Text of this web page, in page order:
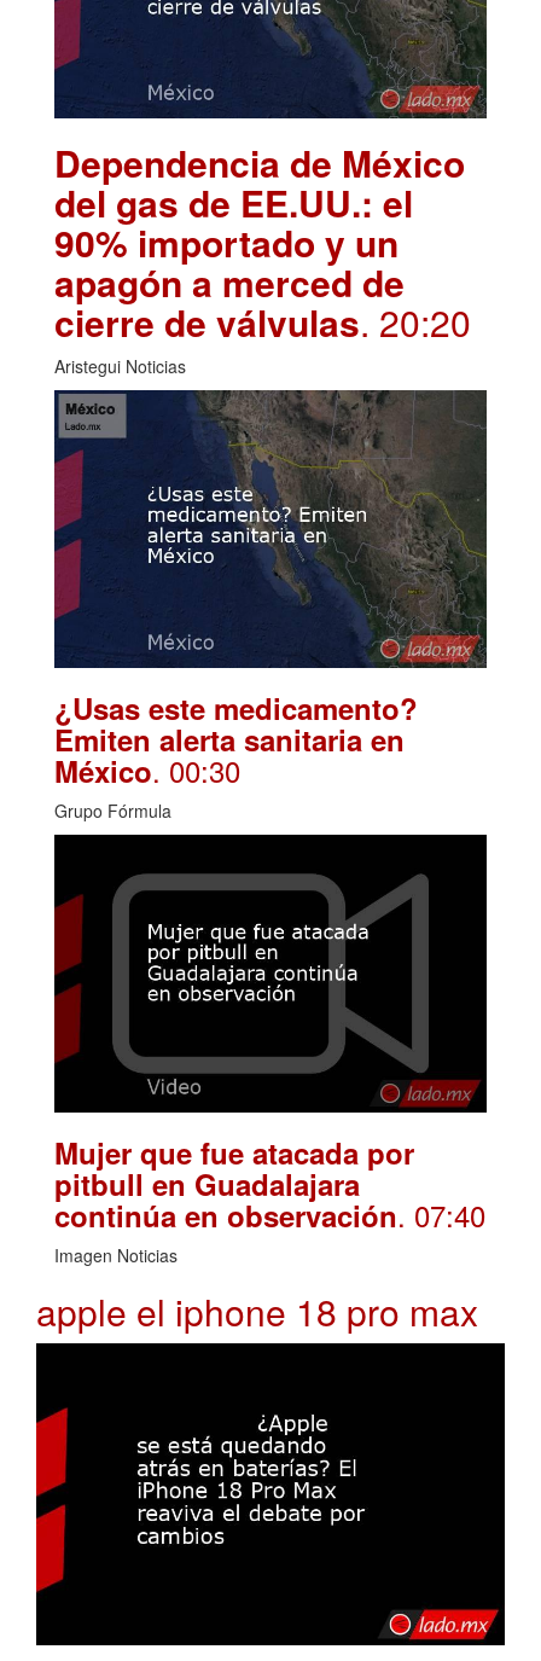
Dependencia de México
del gas de EE.UU.: el
90% importado y un
apagón a merced de
cierre de válvulas. 20:20
Aristegui Noticias
¿Usas este medicamento?
Emiten alerta sanitaria en
México. 00:30
Grupo Fórmula
Mujer que fue atacada por
pitbull en Guadalajara
continúa en observación. 07:40
Imagen Noticias
apple el iphone 18 pro max